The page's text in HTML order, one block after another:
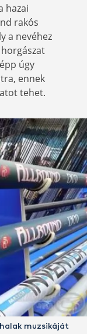
hazai
rakós
a nevéhez
úgy
ennek
tehet.
muzsikáját